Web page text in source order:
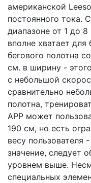
американской
постоянного тока.
диапазоне от 1 до
вполне хватает
бегового полотна
см. в ширину -
с небольшой
сравнительно
полотна,
APP может
190 см, но есть
весу пользователя
значение, следует
уровнем выше.
специальных